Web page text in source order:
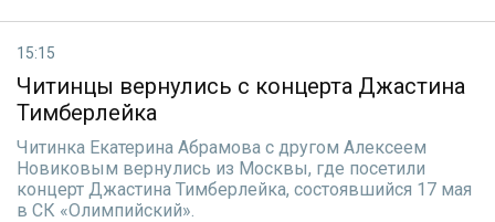
15:15
Читинцы вернулись с концерта Джастина
Тимберлейка
Читинка Екатерина Абрамова с другом Алексеем
Новиковым вернулись из Москвы, где посетили
концерт Джастина Тимберлейка, состоявшийся 17 мая
в СК «Олимпийский».